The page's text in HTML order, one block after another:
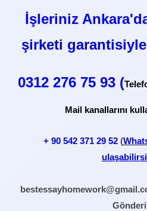
İşleriniz
şirketi garantisiyle
0312 276 75 93 (
Mail kanallarını
+ 90 542 371 29 52(